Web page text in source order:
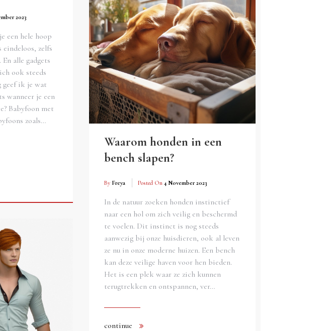
2023
een hele hoop
zelfs
alle gadgets
ook steeds
geef ik je wat
wanneer je een
Babyfoon met
zoals…
Waarom honden in een
bench slapen?
By Freya Posted On 4 November 2023
In de natuur zoeken honden instinctief
naar een hol om zich veilig en beschermd
te voelen. Dit instinct is nog steeds
aanwezig bij onze huisdieren, ook al leven
ze nu in onze moderne huizen. Een bench
kan deze veilige haven voor hen bieden.
Het is een plek waar ze zich kunnen
terugtrekken en ontspannen, ver…
continue